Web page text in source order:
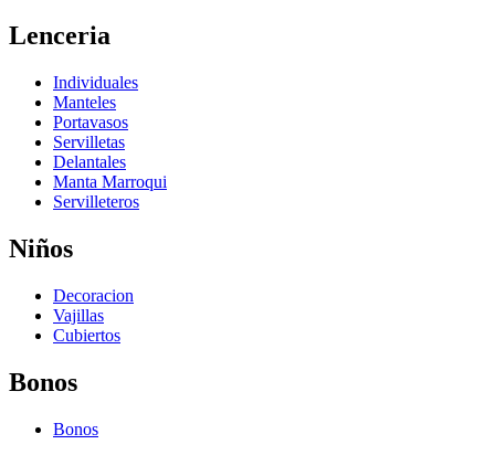
Lenceria
Individuales
Manteles
Portavasos
Servilletas
Delantales
Manta Marroqui
Servilleteros
Niños
Decoracion
Vajillas
Cubiertos
Bonos
Bonos